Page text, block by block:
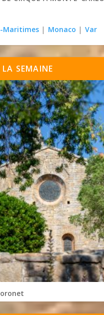
Maritimes | Monaco | Var
SEMAINE